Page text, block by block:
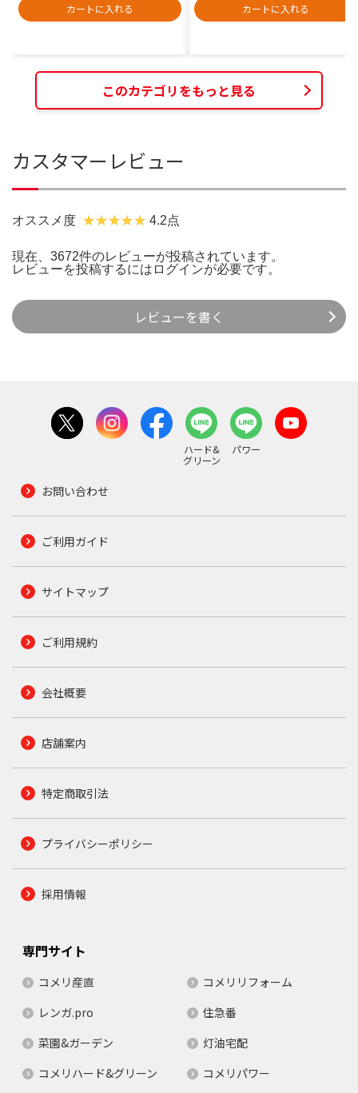
カートに入れる
カートに入れる
このカテゴリをもっと見る
カスタマーレビュー
オススメ度 4.2点
現在、3672件のレビューが投稿されています。
レビューを投稿するには ログインが必要です。
レビューを書く
ハード&
グリーン
パワー
お問い合わせ
ご利用ガイド
サイトマップ
ご利用規約
会社概要
店舗案内
特定商取引法
プライバシーポリシー
採用情報
専門サイト
コメリ産直
コメリリフォーム
レンガ.pro
住急番
菜園&ガーデン
灯油宅配
コメリハード&グリーン
コメリパワー